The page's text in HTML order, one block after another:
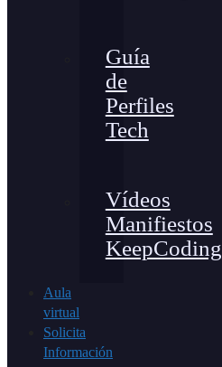
Guía
de
Perfiles
Tech
Vídeos
Manifiestos
KeepCoding
Aula
virtual
Solicita
Información